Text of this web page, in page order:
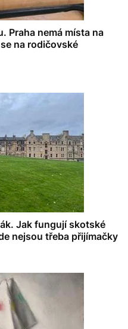
Praha nemá místa na
na rodičovské
Jak fungují skotské
nejsou třeba přijímačky